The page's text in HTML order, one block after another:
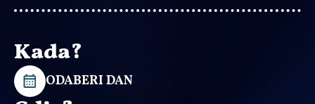
Kada?
ODABERI DAN